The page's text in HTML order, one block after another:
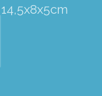
14,5x8x5cm